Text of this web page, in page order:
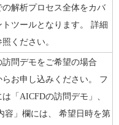
解析プロセス全体をカバ
ツールとなります。 詳細
ください。
問デモをご希望の場合
お申し込みください。 フ
「AICFDの訪問デモ」、
容」欄には、 希望日時を第